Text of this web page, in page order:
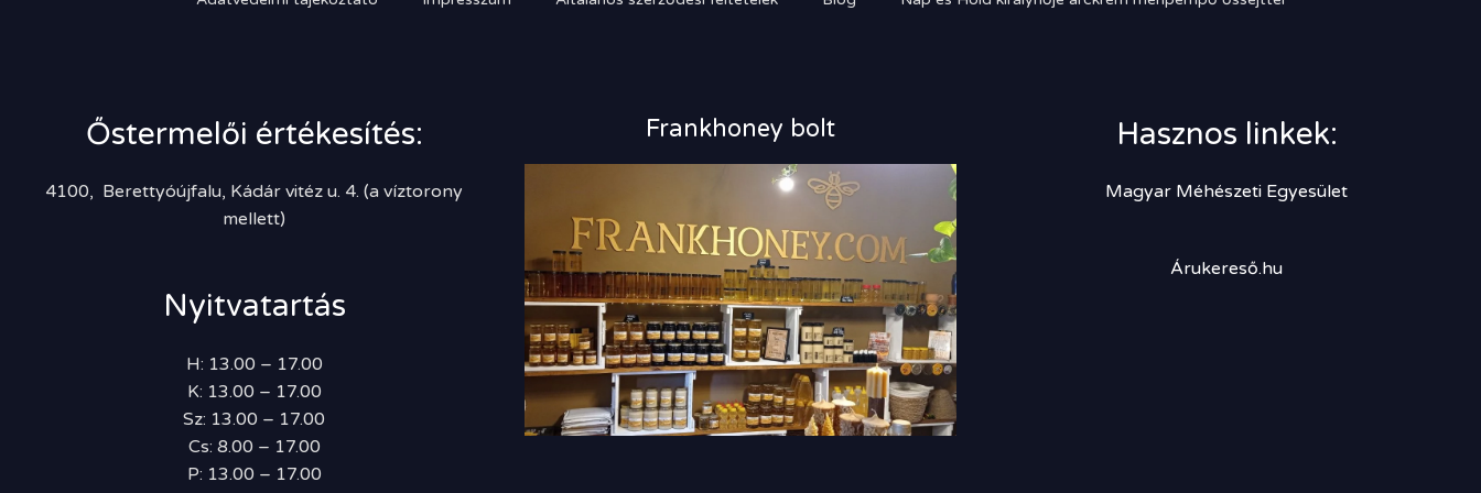
Őstermelői értékesítés:
4100, Berettyóújfalu, Kádár vitéz u. 4. (a víztorony
mellett)
Nyitvatartás
H: 13.00 – 17.00
K: 13.00 – 17.00
Sz: 13.00 – 17.00
Cs: 8.00 – 17.00
P: 13.00 – 17.00
Frankhoney bolt Hasznos linkek:
Magyar Méhészeti Egyesület
Árukereső.hu